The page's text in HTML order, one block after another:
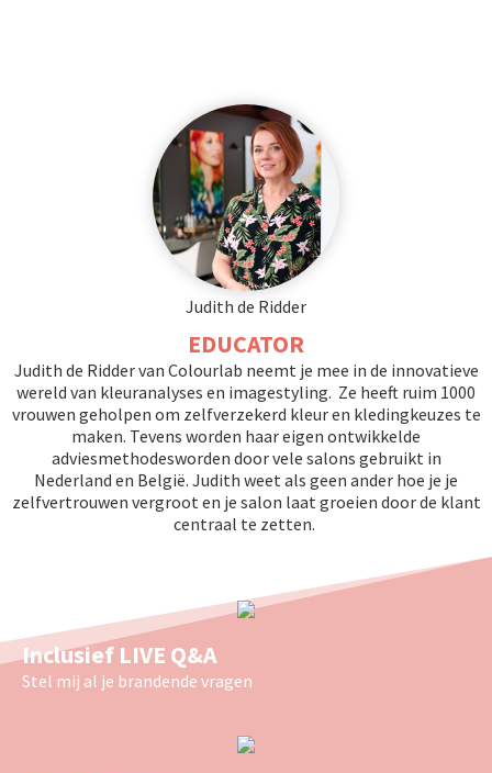
Judith de Ridder
EDUCATOR
Judith de Ridder van Colourlab neemt je mee in de innovatieve
wereld van kleuranalyses en imagestyling. Ze heeft ruim 1000
vrouwen geholpen om zelfverzekerd kleur en kledingkeuzes te
maken. Tevens worden haar eigen ontwikkelde
adviesmethodesworden door vele salons gebruikt in
Nederland en België. Judith weet als geen ander hoe je je
zelfvertrouwen vergroot en je salon laat groeien door de klant
centraal te zetten.
Inclusief LIVE Q&A
Stel mij al je brandende vragen